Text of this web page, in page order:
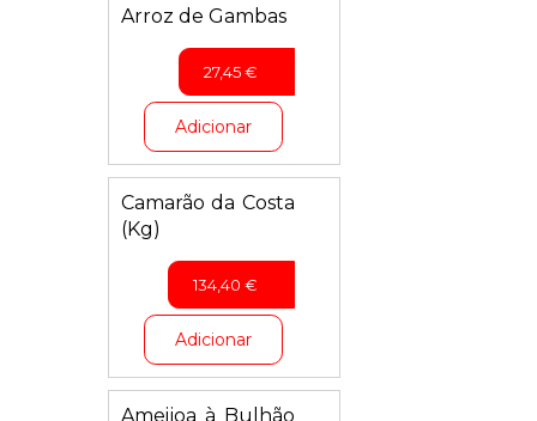
Arroz de Gambas
27,45€
Adicionar
Camarão da Costa
(Kg)
134,40 €
Adicionar
Ameijoa à Bulhão